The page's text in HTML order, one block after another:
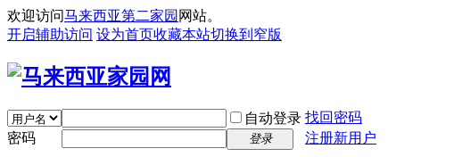
欢迎访问马来西亚第二家园 网站。
开启辅助访问 设为首页收藏本站切换到窄版
自动登录 找回密码
密码
登录 注册新用户